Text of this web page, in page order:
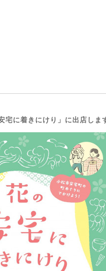
宅に着きにけり」に出店しま